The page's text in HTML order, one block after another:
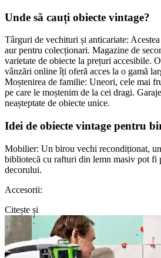
Unde să cauți obiecte vintage?
Târguri de vechituri și anticariate:
aur pentru colecționari. Magazine de
varietate de obiecte la prețuri accesibile.
vânzări online îți oferă acces la o gamă
Moștenirea de familie: Uneori, cele mai
pe care le moștenim de la cei dragi.
neașteptate de obiecte unice.
Idei de obiecte vintage pentru
Mobilier: Un birou vechi recondiționat,
bibliotecă cu rafturi din lemn masiv pot fi
decorului.
Accesorii:
Citește și